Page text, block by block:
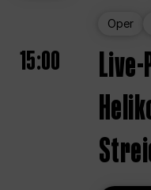
Oper
15:00